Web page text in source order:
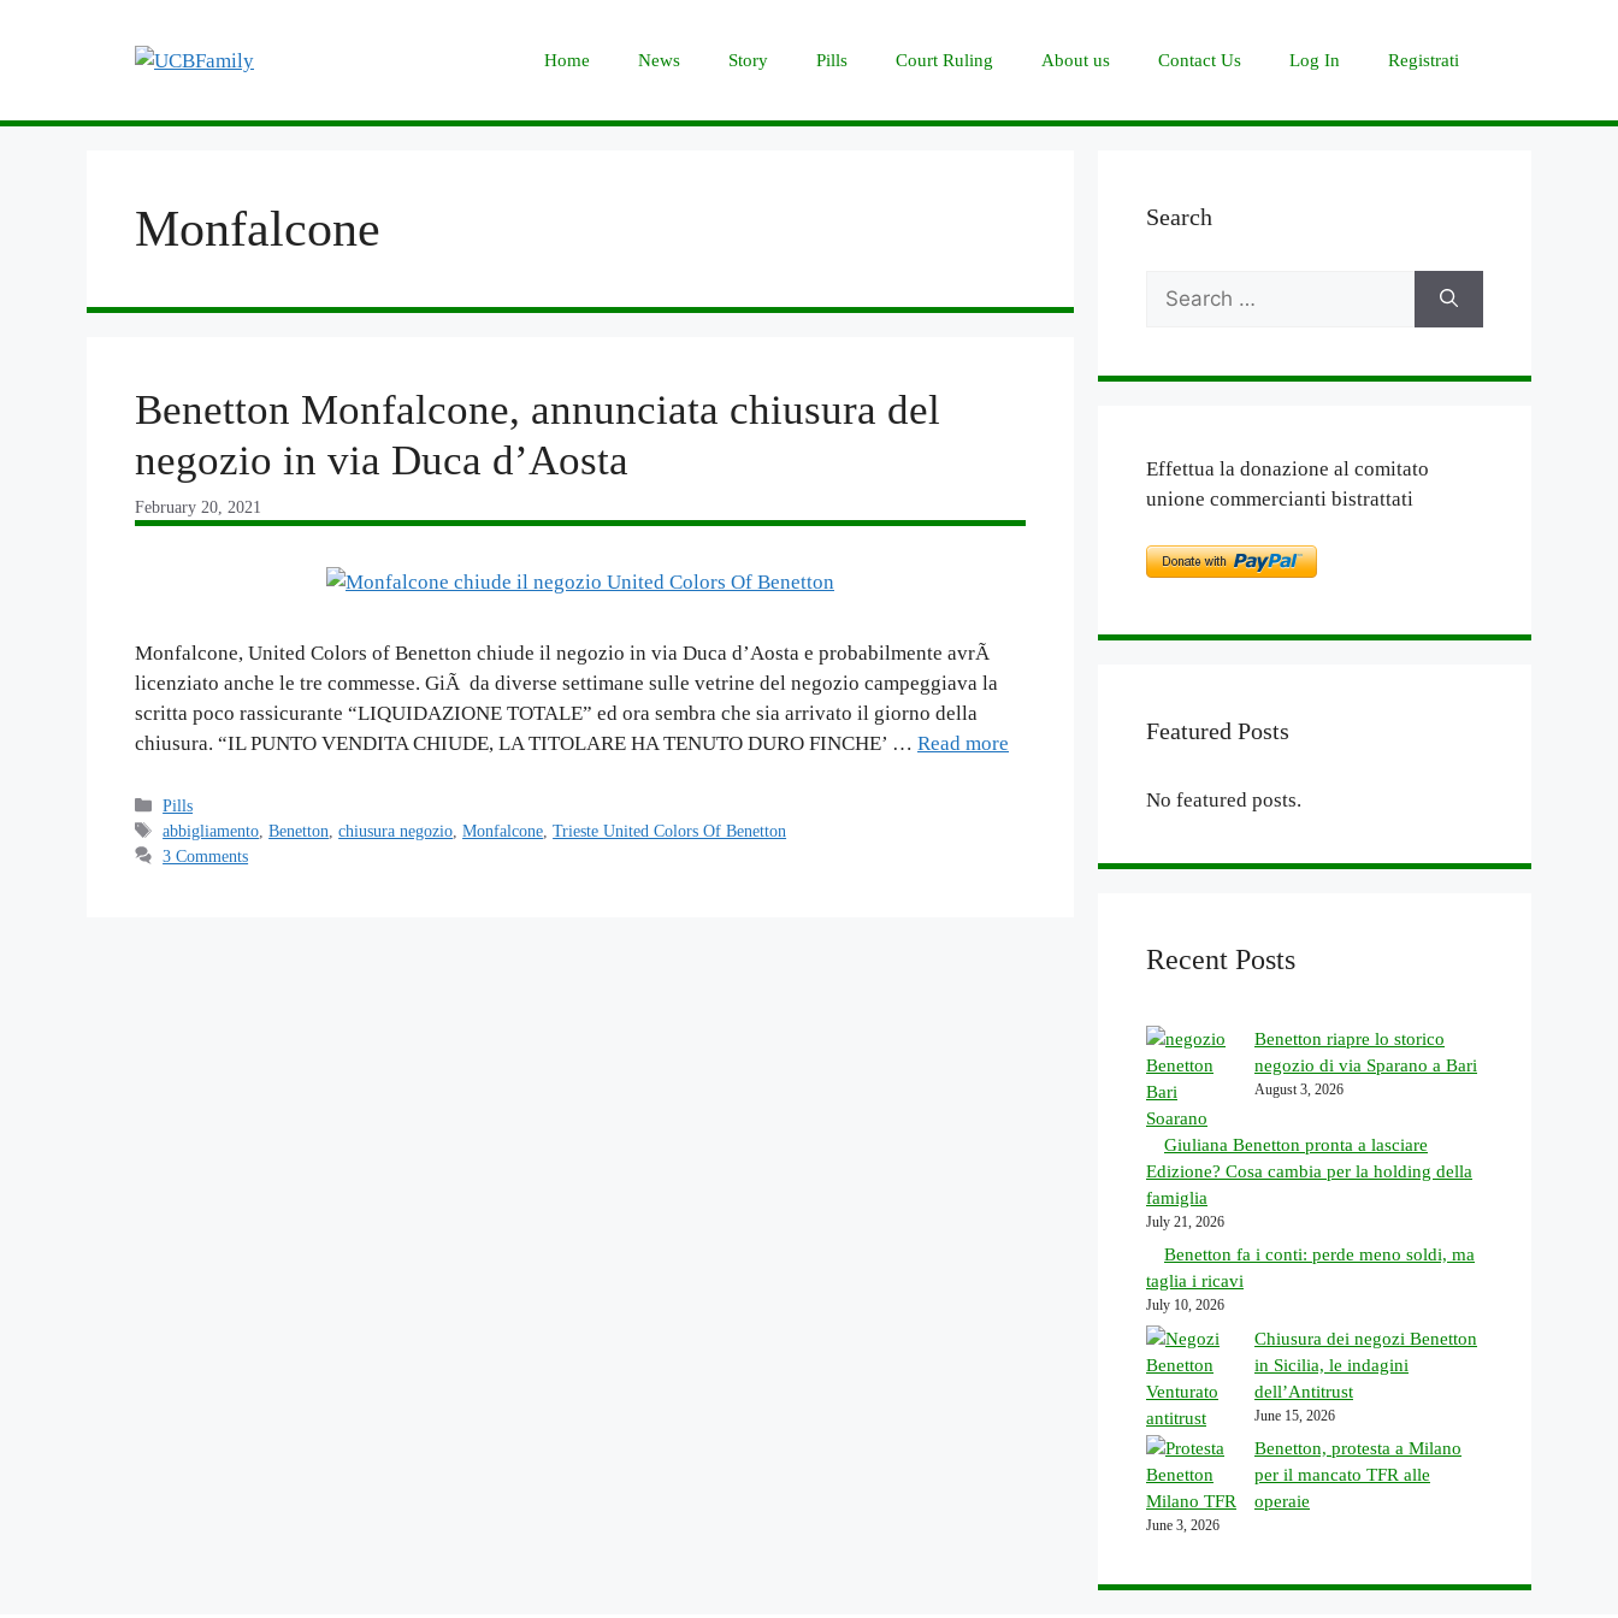
Home News Story Pills Court Ruling About us Contact Us Log In Registrati
Monfalcone
Benetton Monfalcone, annunciata chiusura del
negozio in via Duca d’Aosta
February 20, 2021
Monfalcone, United Colors of Benetton chiude il negozio in via Duca d’Aosta e probabilmente avrÃ
licenziato anche le tre commesse. GiÃ da diverse settimane sulle vetrine del negozio campeggiava la
scritta poco rassicurante “LIQUIDAZIONE TOTALE” ed ora sembra che sia arrivato il giorno della
chiusura. “IL PUNTO VENDITA CHIUDE, LA TITOLARE HA TENUTO DURO FINCHE’ … Read more
Categories
Pills
Tags
abbigliamento ,Benetton ,chiusura negozio ,Monfalcone ,Trieste United Colors Of Benetton
3 Comments
Search
Search
for:
Effettua la donazione al comitato
unione commercianti bistrattati
Featured Posts
No featured posts.
Recent Posts
Benetton riapre lo storico
negozio di via Sparano a Bari
August 3, 2026
Giuliana Benetton pronta a lasciare
Edizione? Cosa cambia per la holding della
famiglia
July 21, 2026
Benetton fa i conti: perde meno soldi, ma
taglia i ricavi
July 10, 2026
Chiusura dei negozi Benetton
in Sicilia, le indagini
dell’Antitrust
June 15, 2026
Benetton, protesta a Milano
per il mancato TFR alle
operaie
June 3, 2026